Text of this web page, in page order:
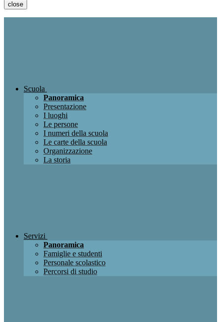
close
Scuola
Panoramica
Presentazione
I luoghi
Le persone
I numeri della scuola
Le carte della scuola
Organizzazione
La storia
Servizi
Panoramica
Famiglie e studenti
Personale scolastico
Percorsi di studio